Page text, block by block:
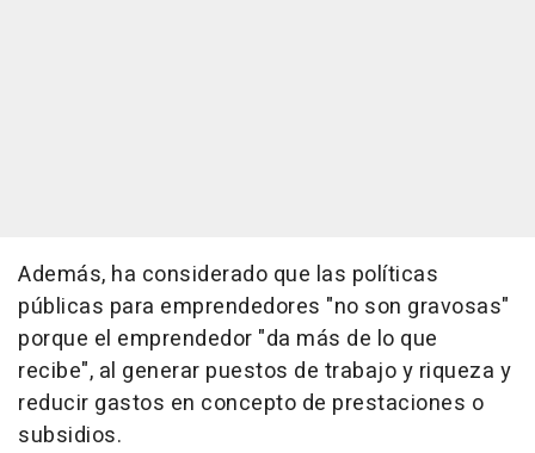
Además, ha considerado que las políticas
públicas para emprendedores "no son gravosas"
porque el emprendedor "da más de lo que
recibe", al generar puestos de trabajo y riqueza y
reducir gastos en concepto de prestaciones o
subsidios.